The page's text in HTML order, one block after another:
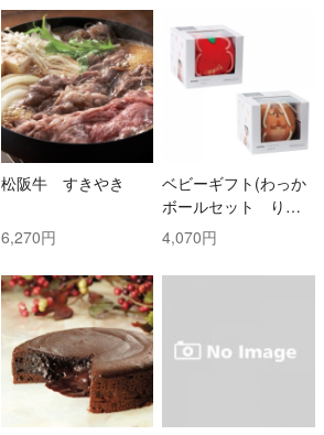
松阪牛 すきやき
6,270円
ベビーギフト(わっか
ボールセット りん
ご・しまりす)
4,070円